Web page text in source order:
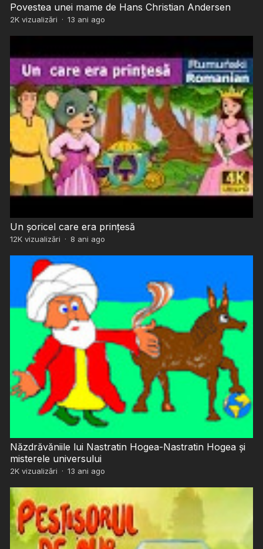
Povestea unei mame de Hans Christian Andersen
2Kvizualizări · 13 ani ago
Un șoricel care era prințesă
12Kvizualizări · 8 ani ago
Năzdrăvăniile lui Nastratin Hogea-Nastratin Hogea și
misterele universului
2Kvizualizări · 13 ani ago